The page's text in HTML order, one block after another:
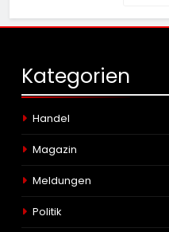
Kategorien
Handel
Magazin
Meldungen
Politik